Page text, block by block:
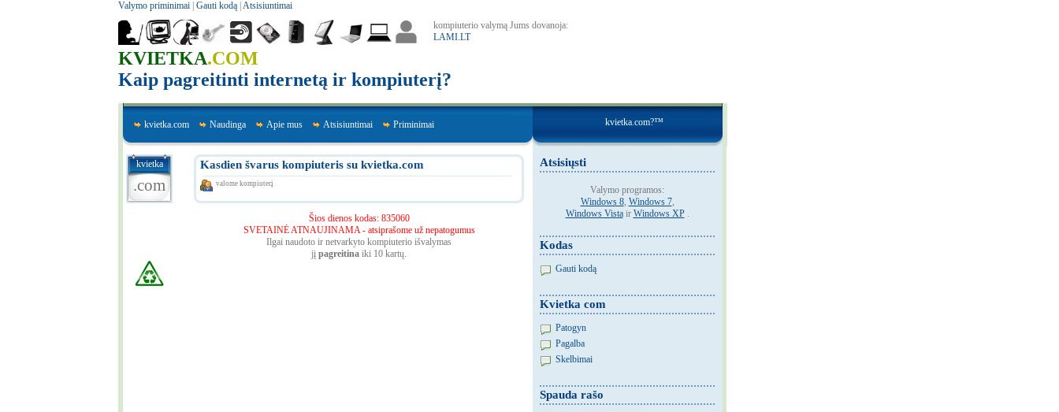
kompiuterio valymą Jums dovanoja:
LAMI.LT
Valymo priminimai Gauti kodą Atsisiuntimai
KVIETKA.COM
Kaip pagreitinti internetą ir kompiuterį?
kvietka.com Naudinga Apie mus Atsisiuntimai Priminimai kvietka.com?™
kvietka
.com
Kasdien švarus kompiuteris su kvietka.com
valome kompiuterį
Šios dienos kodas: 835060
SVETAINĖ ATNAUJINAMA - atsiprašome už nepatogumus
Ilgai naudoto ir netvarkyto kompiuterio išvalymas
jį pagreitina iki 10 kartų.
Atsisiųsti
Valymo programos:
Windows 8, Windows 7,
Windows Vistair Windows XP .
Kodas
Gauti kodą
Kvietka com
Patogyn
Pagalba
Skelbimai
Spauda rašo